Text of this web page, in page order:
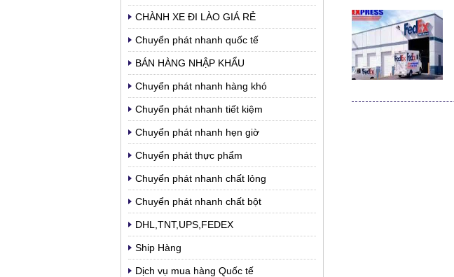
CHÀNH XE ĐI LÀO GIÁ RẺ
Chuyển phát nhanh quốc tế
BÁN HÀNG NHẬP KHẨU
Chuyển phát nhanh hàng khó
Chuyển phát nhanh tiết kiệm
Chuyển phát nhanh hẹn giờ
Chuyển phát thực phẩm
Chuyển phát nhanh chất lỏng
Chuyển phát nhanh chất bột
DHL,TNT,UPS,FEDEX
Ship Hàng
Dịch vụ mua hàng Quốc tế